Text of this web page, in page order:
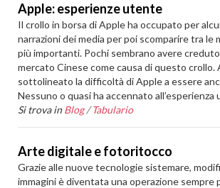
Apple: esperienze utente
Il crollo in borsa di Apple ha occupato per
narrazioni dei media per poi scomparire tra le
più importanti. Pochi sembrano avere
mercato Cinese come causa di questo crollo.
sottolineato la difficoltà di Apple a essere
Nessuno o quasi ha accennato all’esperienza
Si trova in Blog /Tabulario
Arte digitale e fotoritocco
Grazie alle nuove tecnologie sistemare,
immagini è diventata una operazione sempre